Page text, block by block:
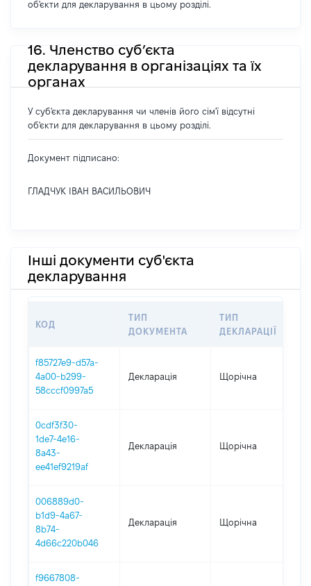
об'єкти для декларування в цьому розділі.
16. Членство суб’єкта
декларування в організаціях та їх
органах
У суб'єкта декларування чи членів його сім'ї відсутні
об'єкти для декларування в цьому розділі.
Документ підписано:
ГЛАДЧУК ІВАН ВАСИЛЬОВИЧ
Інші документи суб'єкта
декларування
КОД
ТИП
ДОКУМЕНТА
ТИП
ДЕКЛАРАЦІЇ
f85727e9-d57a-
4a00-b299-
58cccf0997a5
Декларація Щорічна
0cdf3f30-
1de7-4e16-
8a43-
ee41ef9219af
Декларація Щорічна
006889d0-
b1d9-4a67-
8b74-
4d66c220b046
Декларація Щорічна
f9667808-